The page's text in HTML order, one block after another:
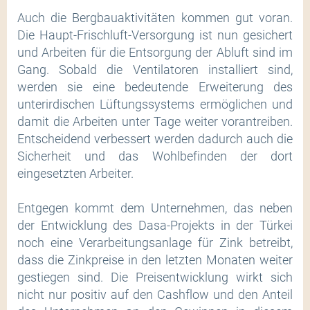
Auch die Bergbauaktivitäten kommen gut voran.
Die Haupt-Frischluft-Versorgung ist nun gesichert
und Arbeiten für die Entsorgung der Abluft sind im
Gang. Sobald die Ventilatoren installiert sind,
werden sie eine bedeutende Erweiterung des
unterirdischen Lüftungssystems ermöglichen und
damit die Arbeiten unter Tage weiter vorantreiben.
Entscheidend verbessert werden dadurch auch die
Sicherheit und das Wohlbefinden der dort
eingesetzten Arbeiter.
Entgegen kommt dem Unternehmen, das neben
der Entwicklung des Dasa-Projekts in der Türkei
noch eine Verarbeitungsanlage für Zink betreibt,
dass die Zinkpreise in den letzten Monaten weiter
gestiegen sind. Die Preisentwicklung wirkt sich
nicht nur positiv auf den Cashflow und den Anteil